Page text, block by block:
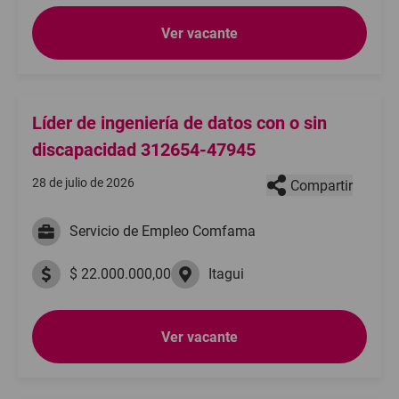
Ver vacante
Líder de ingeniería de datos con o sin
discapacidad 312654-47945
28 de julio de 2026 Compartir
Servicio de Empleo Comfama
$ 22.000.000,00 Itagui
Ver vacante